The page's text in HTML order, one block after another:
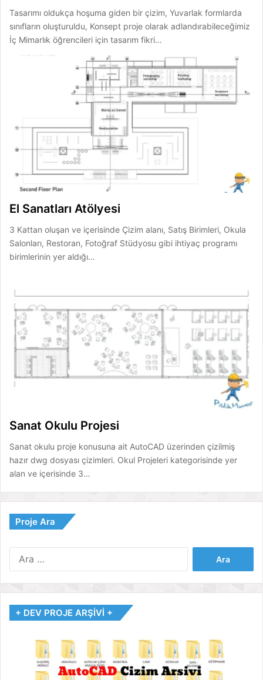
Tasarımı oldukça hoşuma giden bir çizim, Yuvarlak formlarda
sınıfların oluşturuldu, Konsept proje olarak adlandırabileceğimiz
İç Mimarlık öğrencileri için tasarım fikri…
El Sanatları Atölyesi
3 Kattan oluşan ve içerisinde Çizim alanı, Satış Birimleri, Okula
Salonları, Restoran, Fotoğraf Stüdyosu gibi ihtiyaç programı
birimlerinin yer aldığı…
Sanat Okulu Projesi
Sanat okulu proje konusuna ait AutoCAD üzerinden çizilmiş
hazır dwg dosyası çizimleri. Okul Projeleri kategorisinde yer
alan ve içerisinde 3…
Proje Ara
+ DEV PROJE ARŞİVİ +